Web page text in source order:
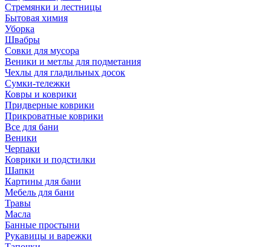
Стремянки и лестницы
Бытовая химия
Уборка
Швабры
Совки для мусора
Веники и метлы для подметания
Чехлы для гладильных досок
Сумки-тележки
Ковры и коврики
Придверные коврики
Прикроватные коврики
Все для бани
Веники
Черпаки
Коврики и подстилки
Шапки
Картины для бани
Мебель для бани
Травы
Масла
Банные простыни
Рукавицы и варежки